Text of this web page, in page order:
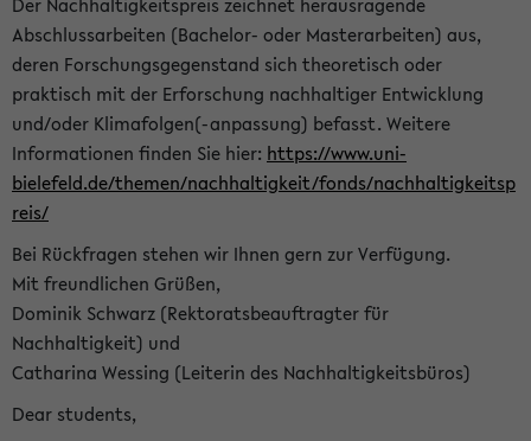
Abschlussarbeiten (Bachelor- oder Masterarbeiten) aus,
deren Forschungsgegenstand sich theoretisch oder
praktisch mit der Erforschung nachhaltiger Entwicklung
und/oder Klimafolgen(-anpassung) befasst. Weitere
Informationen finden Sie hier: https://www.uni-
bielefeld.de/themen/nachhaltigkeit/fonds/nachhaltigkeitsp
reis/
Bei Rückfragen stehen wir Ihnen gern zur Verfügung.
Mit freundlichen Grüßen,
Dominik Schwarz (Rektoratsbeauftragter für
Nachhaltigkeit) und
Catharina Wessing (Leiterin des Nachhaltigkeitsbüros)
Dear students,